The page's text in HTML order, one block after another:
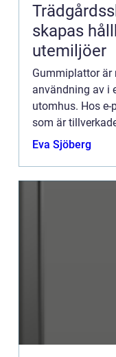
skapas
utemiljöer
Gummiplattor är
användning av i
utomhus. Hos
som är
gummiplattor
Eva Sjöberg